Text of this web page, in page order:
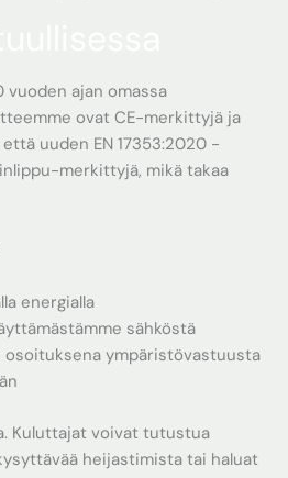
ajan omassa
ovat CE-merkittyjä ja
uuden EN 17353:2020 -
merkittyjä, mikä takaa
energialla
sähköstä
ympäristövastuusta
Kuluttajat voivat tutustua
heijastimista tai haluat